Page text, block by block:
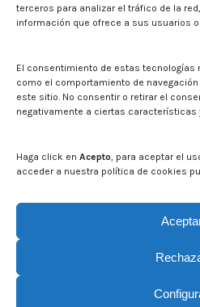
terceros para analizar el tráfico de la
información que ofrece a sus usuarios
El consentimiento de estas tecnologías
como el comportamiento de
este sitio. No consentir o retirar el
negativamente a ciertas características
Haga click en Acepto, para aceptar el
acceder a nuestra política de cookies
Eventos
Boletín electrónico cita2
Contacto
Buscar en la web del CITA